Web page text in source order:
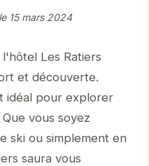
15 mars 2024
Les Ratiers
et découverte.
idéal pour explorer
vous soyez
ski ou simplement en
saura vous